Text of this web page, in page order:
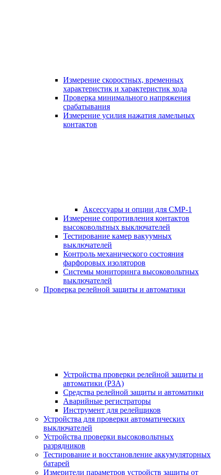
Измерение скоростных, временных
характеристик и характеристик хода
Проверка минимального напряжения
срабатывания
Измерение усилия нажатия ламельных
контактов
Аксессуары и опции для СМР-1
Измерение сопротивления контактов
высоковольтных выключателей
Тестирование камер вакуумных
выключателей
Контроль механического состояния
фарфоровых изоляторов
Системы мониторинга высоковольтных
выключателей
Проверка релейной защиты и автоматики
Устройства проверки релейной защиты и
автоматики (РЗА)
Средства релейной защиты и автоматики
Аварийные регистраторы
Инструмент для релейщиков
Устройства для проверки автоматических
выключателей
Устройства проверки высоковольтных
разрядников
Тестирование и восстановление аккумуляторных
батарей
Измерители параметров устройств защиты от